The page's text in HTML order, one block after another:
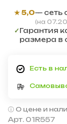
Арт. 01R557
★ 5,0— сеть
(на
✓Гарантия
размера в
Есть в
О цене и